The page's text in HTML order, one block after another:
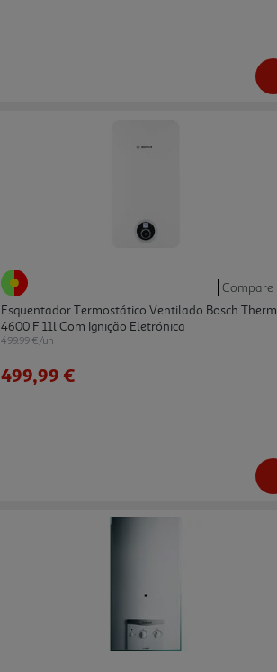
Compare
Esquentador Termostático Ventilado Bosch Therm
4600 F 11l Com Ignição Eletrónica
499.99 €/un
499,99 €